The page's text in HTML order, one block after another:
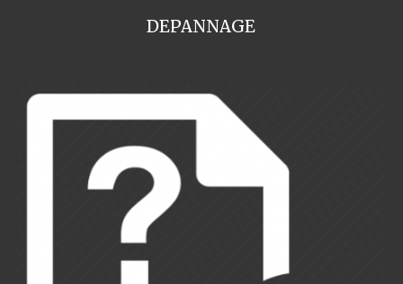
DEPANNAGE